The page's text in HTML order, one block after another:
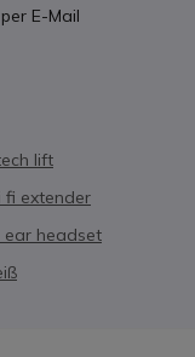
E-Mail
lift
fi extender
ear headset